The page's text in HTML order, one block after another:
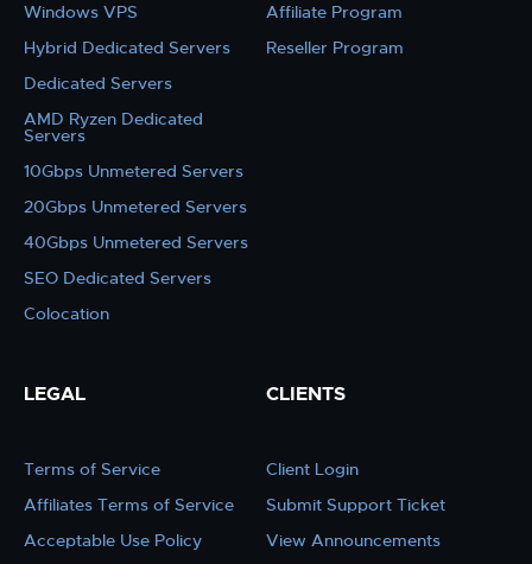
Windows VPS
Hybrid Dedicated Servers
Dedicated Servers
AMD Ryzen Dedicated
Servers
10Gbps Unmetered Servers
20Gbps Unmetered Servers
40Gbps Unmetered Servers
SEO Dedicated Servers
Colocation
Affiliate Program
Reseller Program
LEGAL
Terms of Service
Affiliates Terms of Service
Acceptable Use Policy
CLIENTS
Client Login
Submit Support Ticket
View Announcements